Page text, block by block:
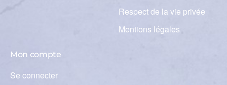
Respect de la vie privée
Mentions légales
Mon compte
Se connecter